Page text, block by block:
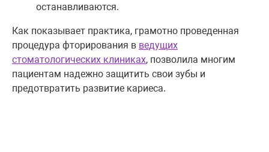
останавливаются.
Как показывает практика, грамотно проведенная
процедура фторирования в ведущих
стоматологических клиниках, позволила многим
пациентам надежно защитить свои зубы и
предотвратить развитие кариеса.